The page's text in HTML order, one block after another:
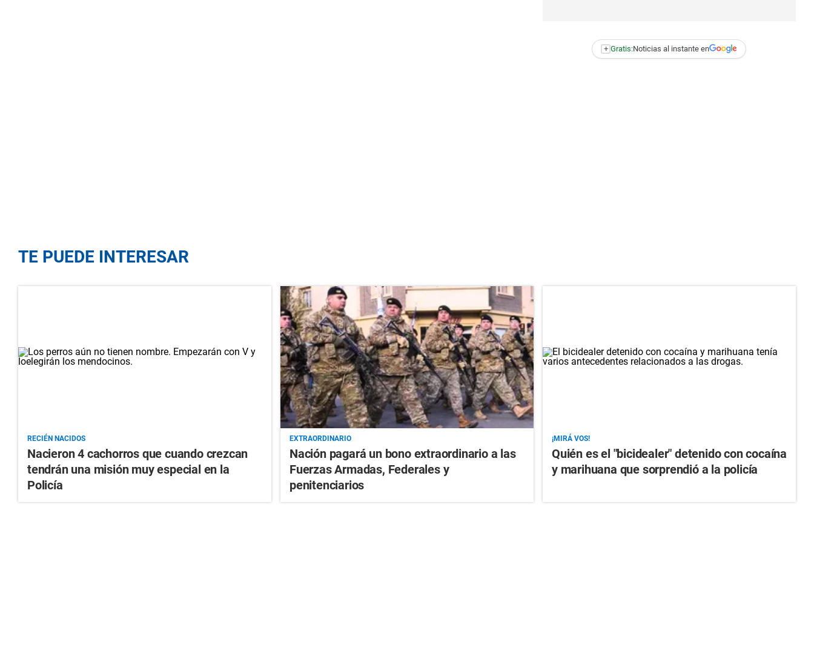
+ Gratis:Noticias al instante en
TE PUEDE INTERESAR
RECIÉN NACIDOS
Nacieron 4 cachorros que cuando crezcan
tendrán una misión muy especial en la
Policía
EXTRAORDINARIO
Nación pagará un bono extraordinario a las
Fuerzas Armadas, Federales y
penitenciarios
¡MIRÁ VOS!
Quién es el "bicidealer" detenido con cocaína
y marihuana que sorprendió a la policía